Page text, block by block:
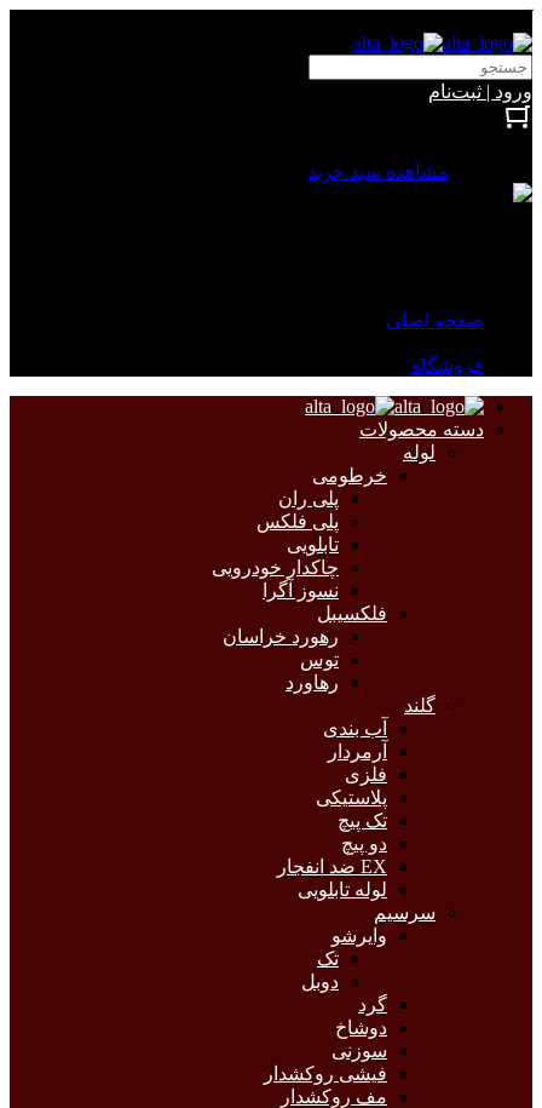
ورود | ثبت‌نام
مشاهده سبد خرید
صفحه اصلی
فروشگاه
دسته محصولات
لوله
خرطومی
پلی ران
پلی فلکس
تابلویی
چاکدار خودرویی
نسوز آگرا
فلکسیبل
رهورد خراسان
توس
رهاورد
گلند
آب بندی
آرمردار
فلزی
پلاستیکی
تک پیچ
دو پیچ
EX ضد انفجار
لوله تابلویی
سرسیم
وایرشو
تک
دوبل
گرد
دوشاخ
سوزنی
فیشی روکشدار
مف روکشدار